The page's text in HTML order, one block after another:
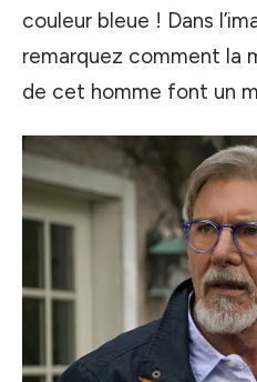
couleur bleue ! Dans
remarquez comment la
de cet homme font un